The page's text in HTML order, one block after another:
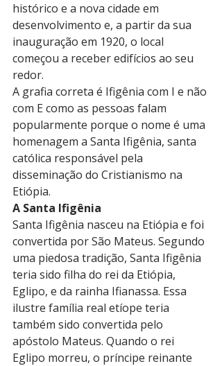
histórico e a nova cidade em
desenvolvimento e, a partir da sua
inauguração em 1920, o local
começou a receber edifícios ao seu
redor.
A grafia correta é Ifigênia com I e não
com E como as pessoas falam
popularmente porque o nome é uma
homenagem a Santa Ifigênia, santa
católica responsável pela
disseminação do Cristianismo na
Etiópia.
A Santa Ifigênia
Santa Ifigênia nasceu na Etiópia e foi
convertida por São Mateus. Segundo
uma piedosa tradição, Santa Ifigênia
teria sido filha do rei da Etiópia,
Eglipo, e da rainha Ifianassa. Essa
ilustre família real etíope teria
também sido convertida pelo
apóstolo Mateus. Quando o rei
Eglipo morreu, o príncipe reinante